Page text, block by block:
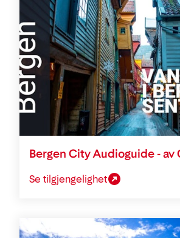
Bergen City Audioguide - av
Se tilgjengelighet